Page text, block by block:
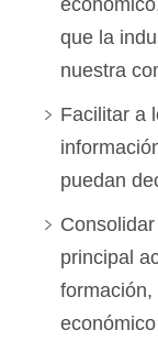
que la
nuestra
Facilitar a
puedan
principal